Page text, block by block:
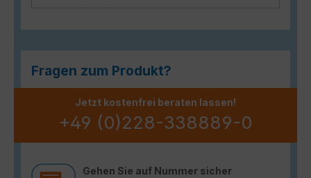
Fragen zum Produkt?
Jetzt kostenfrei beraten lassen!
+49 (0)228-338889-0
Gehen Sie auf Nummer sicher